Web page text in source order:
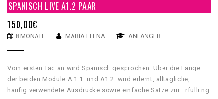
SPANISCH LIVE A1.2 PAAR
150,00€
8 MONATE MARIA ELENA ANFÄNGER
Vom ersten Tag an wird Spanisch gesprochen. Über die Länge
der beiden Module A 1.1. und A1.2. wird erlernt, alltägliche,
häufig verwendete Ausdrücke sowie einfache Sätze zur Erfüllung